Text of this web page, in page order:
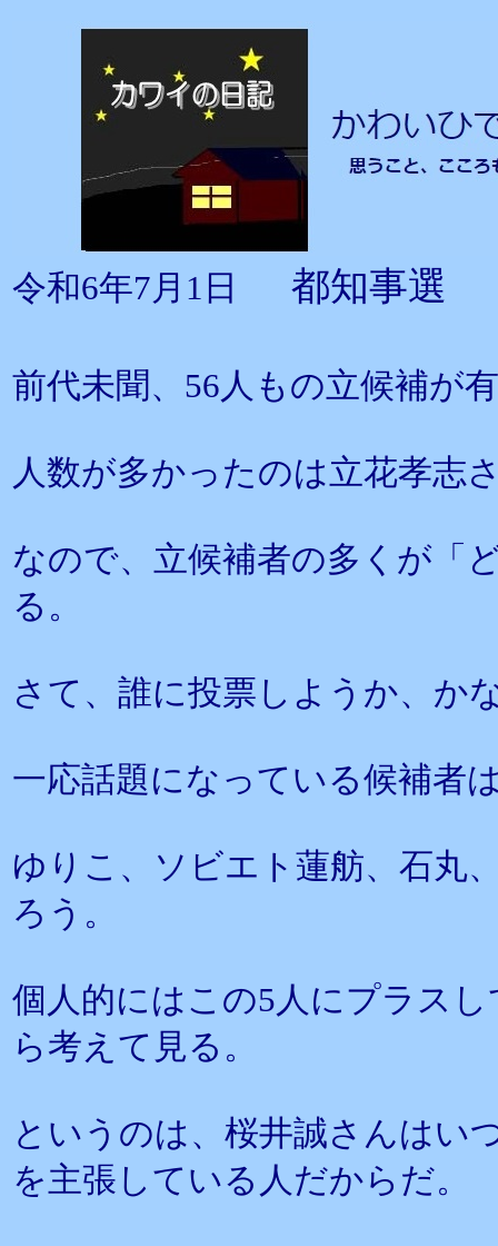
令和6年7月1日 都知事選
前代未聞、56人もの立候補が
人数が多かったのは立花孝志
なので、立候補者の多くが「
る。
さて、誰に投票しようか、か
一応話題になっている候補者
ゆりこ、ソビエト蓮舫、石
ろう。
個人的にはこの5人にプラス
ら考えて見る。
というのは、桜井誠さんはい
を主張している人だからだ。